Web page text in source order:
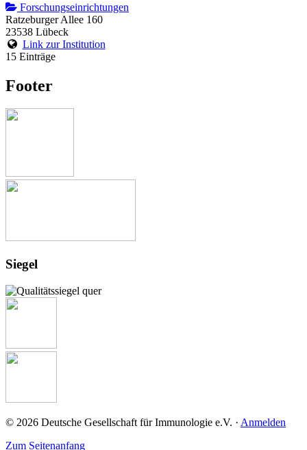
Forschungseinrichtungen
Ratzeburger Allee 160
23538 Lübeck
Link zur Institution
15 Einträge
Footer
Siegel
© 2026 Deutsche Gesellschaft für Immunologie e.V. · Anmelden
Zum Seitenanfang